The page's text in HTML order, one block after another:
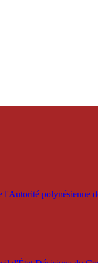
l'Autorité polynésienne